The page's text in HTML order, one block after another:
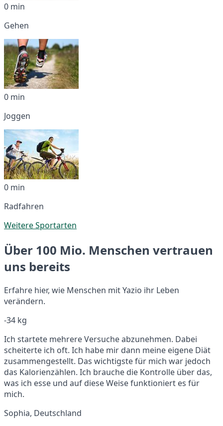
0 min
Gehen
0 min
Joggen
0 min
Radfahren
Weitere Sportarten
Über 100 Mio. Menschen vertrauen
uns bereits
Erfahre hier, wie Menschen mit Yazio ihr Leben
verändern.
-34 kg
Ich startete mehrere Versuche abzunehmen. Dabei
scheiterte ich oft. Ich habe mir dann meine eigene Diät
zusammengestellt. Das wichtigste für mich war jedoch
das Kalorienzählen. Ich brauche die Kontrolle über das,
was ich esse und auf diese Weise funktioniert es für
mich.
Sophia, Deutschland